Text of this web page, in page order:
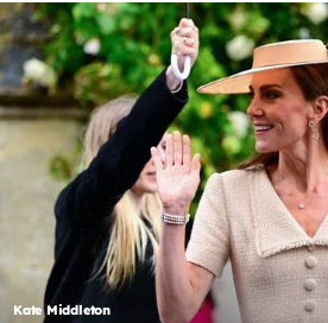
Kate Middleton